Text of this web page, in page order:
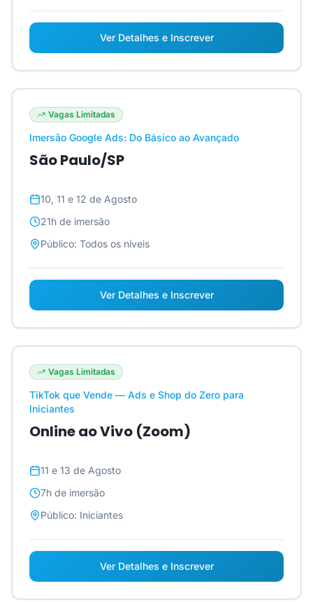
Ver Detalhes e Inscrever
Vagas Limitadas
Imersão Google Ads: Do Básico ao Avançado
São Paulo/SP
10, 11 e 12 de Agosto
21h de imersão
Público: Todos os níveis
Ver Detalhes e Inscrever
Vagas Limitadas
TikTok que Vende — Ads e Shop do Zero para
Iniciantes
Online ao Vivo (Zoom)
11 e 13 de Agosto
7h de imersão
Público: Iniciantes
Ver Detalhes e Inscrever